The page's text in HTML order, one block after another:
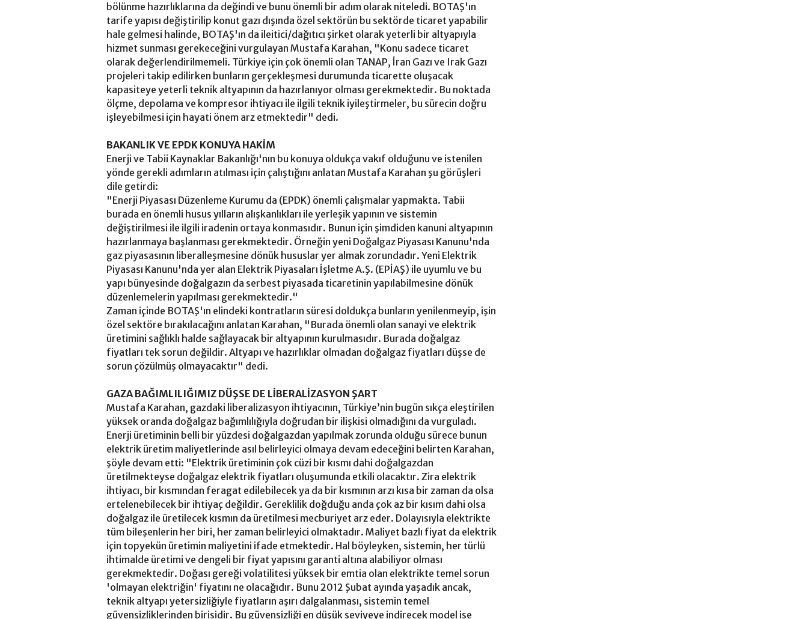
bölünme hazırlıklarına da değindi ve bunu önemli bir adım olarak niteledi. BOTAŞ'ın
tarife yapısı değiştirilip konut gazı dışında özel sektörün bu sektörde ticaret yapabilir
hale gelmesi halinde, BOTAŞ'ın da ileitici/dağıtıcı şirket olarak yeterli bir altyapıyla
hizmet sunması gerekeceğini vurgulayan Mustafa Karahan, "Konu sadece ticaret
olarak değerlendirilmemeli. Türkiye için çok önemli olan TANAP, İran Gazı ve Irak Gazı
projeleri takip edilirken bunların gerçekleşmesi durumunda ticarette oluşacak
kapasiteye yeterli teknik altyapının da hazırlanıyor olması gerekmektedir. Bu noktada
ölçme, depolama ve kompresor ihtiyacı ile ilgili teknik iyileştirmeler, bu sürecin doğru
işleyebilmesi için hayati önem arz etmektedir" dedi.
BAKANLIK VE EPDK KONUYA HAKİM
Enerji ve Tabii Kaynaklar Bakanlığı'nın bu konuya oldukça vakıf olduğunu ve istenilen
yönde gerekli adımların atılması için çalıştığını anlatan Mustafa Karahan şu görüşleri
dile getirdi:
"Enerji Piyasası Düzenleme Kurumu da (EPDK) önemli çalışmalar yapmakta. Tabii
burada en önemli husus yılların alışkanlıkları ile yerleşik yapının ve sistemin
değiştirilmesi ile ilgili iradenin ortaya konmasıdır. Bunun için şimdiden kanuni altyapının
hazırlanmaya başlanması gerekmektedir. Örneğin yeni Doğalgaz Piyasası Kanunu'nda
gaz piyasasının liberalleşmesine dönük hususlar yer almak zorundadır. Yeni Elektrik
Piyasası Kanunu'nda yer alan Elektrik Piyasaları İşletme A.Ş. (EPİAŞ) ile uyumlu ve bu
yapı bünyesinde doğalgazın da serbest piyasada ticaretinin yapılabilmesine dönük
düzenlemelerin yapılması gerekmektedir."
Zaman içinde BOTAŞ'ın elindeki kontratların süresi doldukça bunların yenilenmeyip, işin
özel sektöre bırakılacağını anlatan Karahan, "Burada önemli olan sanayi ve elektrik
üretimini sağlıklı halde sağlayacak bir altyapının kurulmasıdır. Burada doğalgaz
fiyatları tek sorun değildir. Altyapı ve hazırlıklar olmadan doğalgaz fiyatları düşse de
sorun çözülmüş olmayacaktır" dedi.
GAZA BAĞIMLILIĞIMIZ DÜŞSE DE LİBERALİZASYON ŞART
Mustafa Karahan, gazdaki liberalizasyon ihtiyacının, Türkiye’nin bugün sıkça eleştirilen
yüksek oranda doğalgaz bağımlılığıyla doğrudan bir ilişkisi olmadığını da vurguladı.
Enerji üretiminin belli bir yüzdesi doğalgazdan yapılmak zorunda olduğu sürece bunun
elektrik üretim maliyetlerinde asıl belirleyici olmaya devam edeceğini belirten Karahan,
şöyle devam etti: "Elektrik üretiminin çok cüzi bir kısmı dahi doğalgazdan
üretilmekteyse doğalgaz elektrik fiyatları oluşumunda etkili olacaktır. Zira elektrik
ihtiyacı, bir kısmından feragat edilebilecek ya da bir kısmının arzı kısa bir zaman da olsa
ertelenebilecek bir ihtiyaç değildir. Gereklilik doğduğu anda çok az bir kısım dahi olsa
doğalgaz ile üretilecek kısmın da üretilmesi mecburiyet arz eder. Dolayısıyla elektrikte
tüm bileşenlerin her biri, her zaman belirleyici olmaktadır. Maliyet bazlı fiyat da elektrik
için topyekün üretimin maliyetini ifade etmektedir. Hal böyleyken, sistemin, her türlü
ihtimalde üretimi ve dengeli bir fiyat yapısını garanti altına alabiliyor olması
gerekmektedir. Doğası gereği volatilitesi yüksek bir emtia olan elektrikte temel sorun
'olmayan elektriğin' fiyatını ne olacağıdır. Bunu 2012 Şubat ayında yaşadık ancak,
teknik altyapı yetersizliğiyle fiyatların aşırı dalgalanması, sistemin temel
güvensizliklerinden birisidir. Bu güvensizliği en düşük seviyeye indirecek model ise